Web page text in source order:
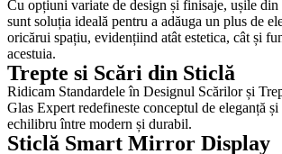
Cu opțiuni variate de design și finisaje, ușile
sunt soluția ideală pentru a adăuga un plus de
oricărui spațiu, evidențiind atât estetica, cât și
acestuia.
Trepte si Scări din Sticlă
Ridicam Standardele în Designul Scărilor și
Glas Expert redefineste conceptul de eleganță
echilibru între modern și durabil.
Sticlă Smart Mirror Display